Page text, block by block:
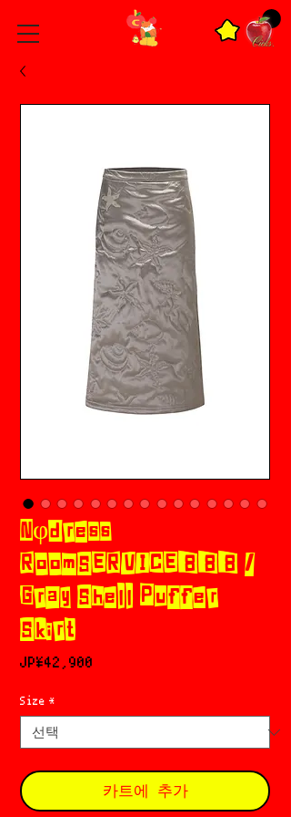
Nφdress ×
RoomSERVICE888 /
Gray Shell Puffer
Skirt
JP¥42,900
Size *
카트에 추가